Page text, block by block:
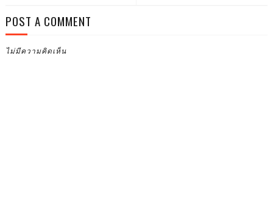
POST A COMMENT
ไม่มีความคิดเห็น